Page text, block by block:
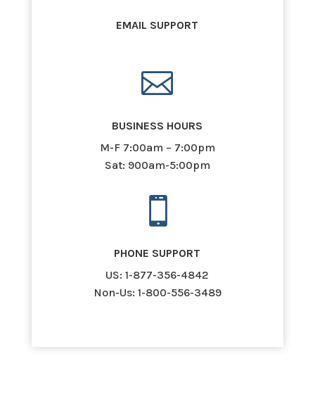
EMAIL SUPPORT

BUSINESS HOURS
M-F 7:00am – 7:00pm
Sat: 900am-5:00pm

PHONE SUPPORT
US: 1-877-356-4842
Non-Us: 1-800-556-3489